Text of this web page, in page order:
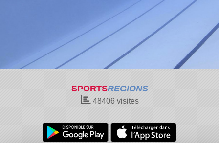
SPORTSREGIONS
48406visites